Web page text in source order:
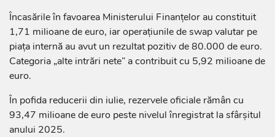
Încasările în favoarea Ministerului Finanțelor au constituit
1,71 milioane de euro, iar operațiunile de swap valutar pe
piața internă au avut un rezultat pozitiv de 80.000 de euro.
Categoria „alte intrări nete” a contribuit cu 5,92 milioane de
euro.
În pofida reducerii din iulie, rezervele oficiale rămân cu
93,47 milioane de euro peste nivelul înregistrat la sfârșitul
anului 2025.